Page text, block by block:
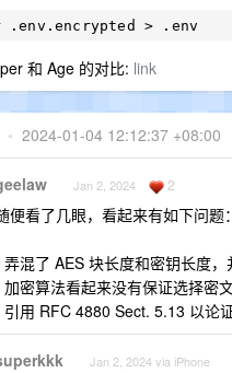
和 Age 的对比: link
• 2024-01-04 12:12:37 +08:00
Jan 2, 2024 2
便看了几眼，看起来有如下问题：
弄混了 AES 块长度和密钥长度
加密算法看起来没有保证选择密
引用 RFC 4880 Sect. 5.13 以论
Jan 2, 2024 via iPhone